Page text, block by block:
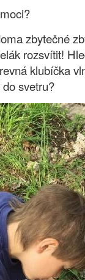
zbytečné
rozsvítit!
klubíčka
svetru?